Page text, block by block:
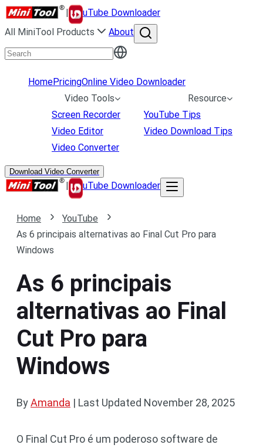
|
uTube Downloader
All MiniTool Products
About
HomePricingOnline Video Downloader
Video Tools
Screen Recorder
Video Editor
Video Converter
Resource
YouTube Tips
Video Download Tips
Download Video Converter
| uTube Downloader
Home
YouTube
As 6 principais alternativas ao Final Cut Pro para
Windows
As 6 principais
alternativas ao Final
Cut Pro para
Windows
ByAmanda | Last Updated November 28, 2025
O Final Cut Pro é um poderoso software de